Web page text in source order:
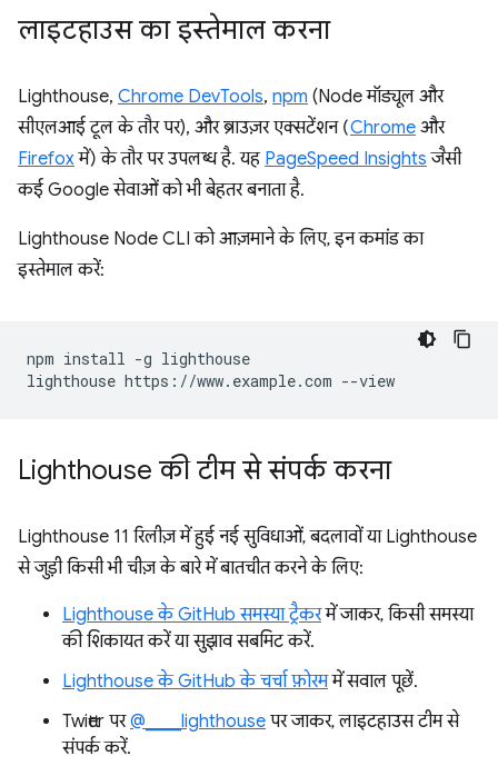
लाइटहाउस का इस्तेमाल करना
Lighthouse, Chrome DevTools, npm (Node मॉड्यूल और
सीएलआई टूल के तौर पर), और ब्राउज़र एक्सटेंशन (Chrome और
Firefoxमें) के तौर पर उपलब्ध है. यह PageSpeed Insights जैसी
कई Google सेवाओं को भी बेहतर बनाता है.
Lighthouse Node CLI को आज़माने के लिए, इन कमांड का
इस्तेमाल करें:
npm install -g lighthouse
Lighthouse की टीम से संपर्क करना
Lighthouse 11 रिलीज़ में हुई नई सुविधाओं, बदलावों या Lighthouse
से जुड़ी किसी भी चीज़ के बारे में बातचीत करने के लिए:
Lighthouse के GitHub समस्या ट्रैकरमें जाकर, किसी समस्या
की शिकायत करें या सुझाव सबमिट करें.
Lighthouse के GitHub के चर्चा फ़ोरममें सवाल पूछें.
Twitter पर@____lighthouse पर जाकर, लाइटहाउस टीम से
संपर्क करें.